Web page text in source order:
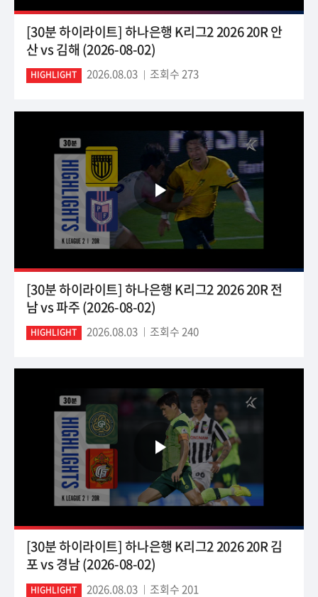
[30분 하이라이트] 하나은행 K리그2 2026 20R 안
산 vs 김해 (2026-08-02)
HIGHLIGHT 2026.08.03 조회수 273
[30분 하이라이트] 하나은행 K리그2 2026 20R 전
남 vs 파주 (2026-08-02)
HIGHLIGHT 2026.08.03 조회수 240
[30분 하이라이트] 하나은행 K리그2 2026 20R 김
포 vs 경남 (2026-08-02)
HIGHLIGHT 2026.08.03 조회수 201